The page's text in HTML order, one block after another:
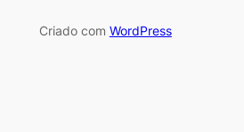
Criado com WordPress